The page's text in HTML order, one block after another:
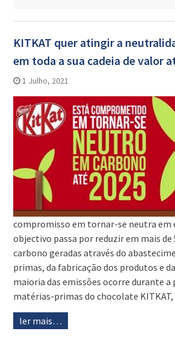
KITKAT quer atingir a
em toda a sua cadeia de valor
1 Julho, 2021
compromisso em tornar-se neutra em
objectivo passa por reduzir em mais de
carbono geradas através do
primas, da fabricação dos produtos e
maioria das emissões ocorre durante a
matérias-primas do chocolate KITKAT,
ler mais…